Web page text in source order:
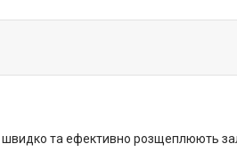
та ефективно розщеплюють